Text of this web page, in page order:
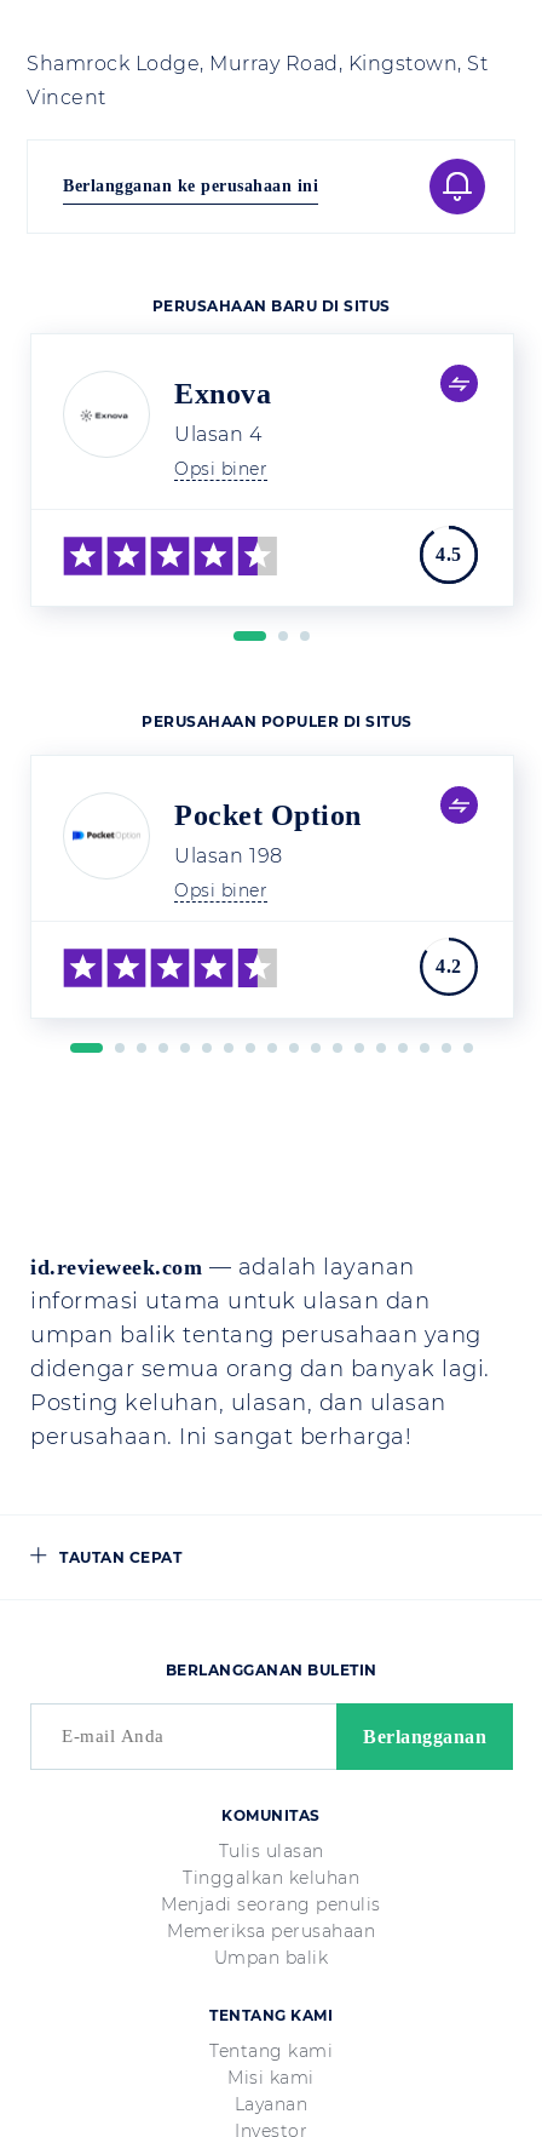
Shamrock Lodge, Murray Road, Kingstown, St
Vincent
Berlangganan ke perusahaan ini
PERUSAHAAN BARU DI SITUS
Exnova
Ulasan 4
Opsi biner
4.5
PERUSAHAAN POPULER DI SITUS
Pocket Option
Ulasan 198
Opsi biner
4.2
id.revieweek.com — adalah layanan
informasi utama untuk ulasan dan
umpan balik tentang perusahaan yang
didengar semua orang dan banyak lagi.
Posting keluhan, ulasan, dan ulasan
perusahaan. Ini sangat berharga!
TAUTAN CEPAT
KOMUNITAS
Tulis ulasan
Tinggalkan keluhan
Menjadi seorang penulis
Memeriksa perusahaan
Umpan balik
TENTANG KAMI
Tentang kami
Misi kami
Layanan
Investor
BERLANGGANAN BULETIN